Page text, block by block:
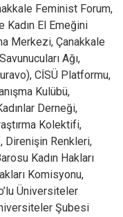
Feminist Forum,
Kadın El Emeğini
Merkezi, Çanakkale
Ağı,
CİSÜ Platformu,
Kulübü,
Derneği,
Kolektifi,
Direnişin Renkleri,
Kadın Hakları
Komisyonu,
Üniversiteler
Şubesi